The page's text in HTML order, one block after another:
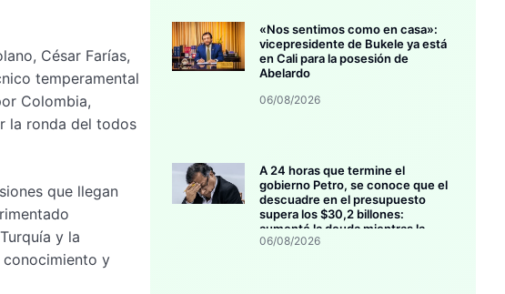
César Farías,
temperamental
Colombia,
la ronda del todos
que llegan
y la
y
«Nos sentimos como en casa»:
vicepresidente de Bukele ya está
en Cali para la posesión de
Abelardo
06/08/2026
A 24 horas que termine el
gobierno Petro, se conoce que el
descuadre en el presupuesto
supera los $30,2 billones:
aumentó la deuda mientras la
inversión se estanca
06/08/2026